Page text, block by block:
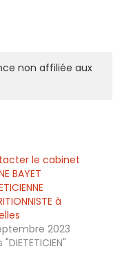
non affiliée aux
le cabinet
BAYET
à
2023